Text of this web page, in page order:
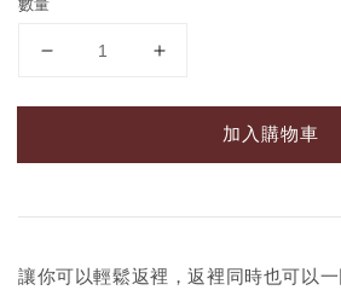
數量
加入購物車
讓你可以輕鬆返裡，返裡同時也可以